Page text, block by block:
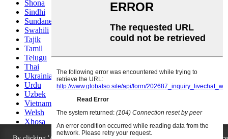
Shona
Sindhi
Sundanese
Swahili
Tajik
Tamil
Telugu
Thai
Ukrainian
Urdu
Uzbek
Vietnamese
Welsh
Xhosa